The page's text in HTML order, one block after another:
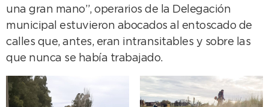
una gran mano”, operarios de la Delegación
municipal estuvieron abocados al entoscado de
calles que, antes, eran intransitables y sobre las
que nunca se había trabajado.